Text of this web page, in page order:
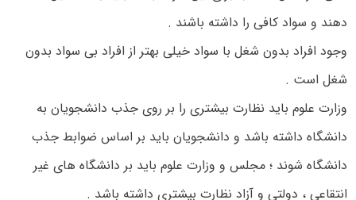
دهند و سواد کافی را داشته باشند .
وجود افراد بدون شغل با سواد خیلی بهتر از افراد بی سواد بدون
شغل است .
وزارت علوم باید نظارت بیشتری را بر روی جذب دانشجویان به
دانشگاه داشته باشد و دانشجویان باید بر اساس ضوابط جذب
دانشگاه شوند ؛ مجلس و وزارت علوم باید بر دانشگاه های غیر
انتقاعی ، دولتی و آزاد نظارت بیشتری داشته باشد .